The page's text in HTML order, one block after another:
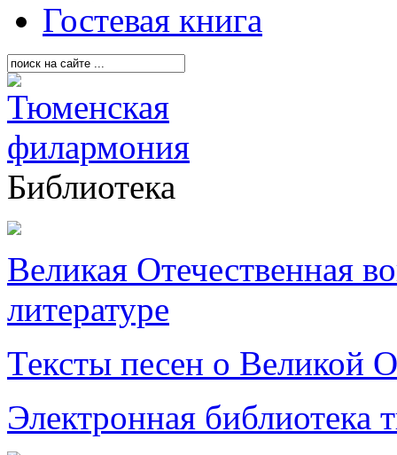
Гостевая книга
Библиотека
Великая Отечественная
литературе
Тексты песен о Великой
Электронная библиотека